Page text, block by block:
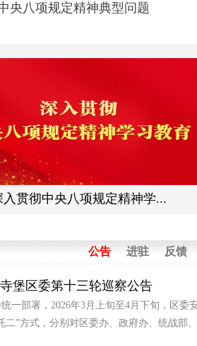
央八项规定精神典型问题
入贯彻中央八项规定精神学...
公告 进驻 反馈
堡区委第十三轮巡察公告
一部署，2026年3月上旬至4月下旬，区委
二”方式，分别对区委办、政府办、统战部